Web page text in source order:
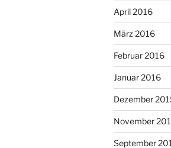
April 2016
März 2016
Februar 2016
Januar 2016
Dezember
November
September